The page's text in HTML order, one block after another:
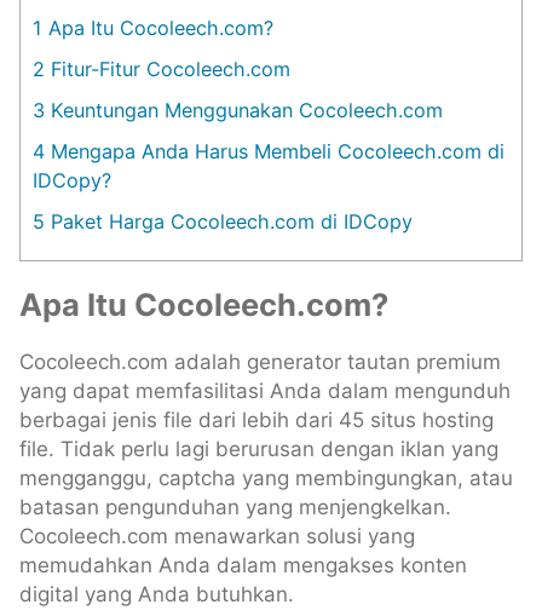
1 Apa Itu Cocoleech.com?
2 Fitur-Fitur Cocoleech.com
3 Keuntungan Menggunakan Cocoleech.com
4 Mengapa Anda Harus Membeli Cocoleech.com di
IDCopy?
5 Paket Harga Cocoleech.com di IDCopy
Apa Itu Cocoleech.com?
Cocoleech.com adalah generator tautan premium
yang dapat memfasilitasi Anda dalam mengunduh
berbagai jenis file dari lebih dari 45 situs hosting
file. Tidak perlu lagi berurusan dengan iklan yang
mengganggu, captcha yang membingungkan, atau
batasan pengunduhan yang menjengkelkan.
Cocoleech.com menawarkan solusi yang
memudahkan Anda dalam mengakses konten
digital yang Anda butuhkan.